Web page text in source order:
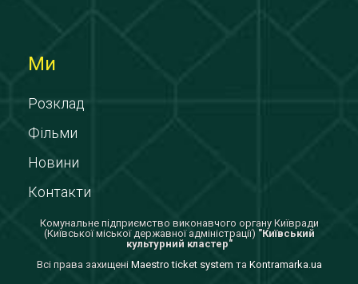
Ми
Розклад
Фільми
Новини
Контакти
Комунальне підприємство виконавчого органу Київради
(Київської міської державної адміністрації) "Київський
культурний кластер"
Всi права захищенi Maestro ticket system та Kontramarka.ua